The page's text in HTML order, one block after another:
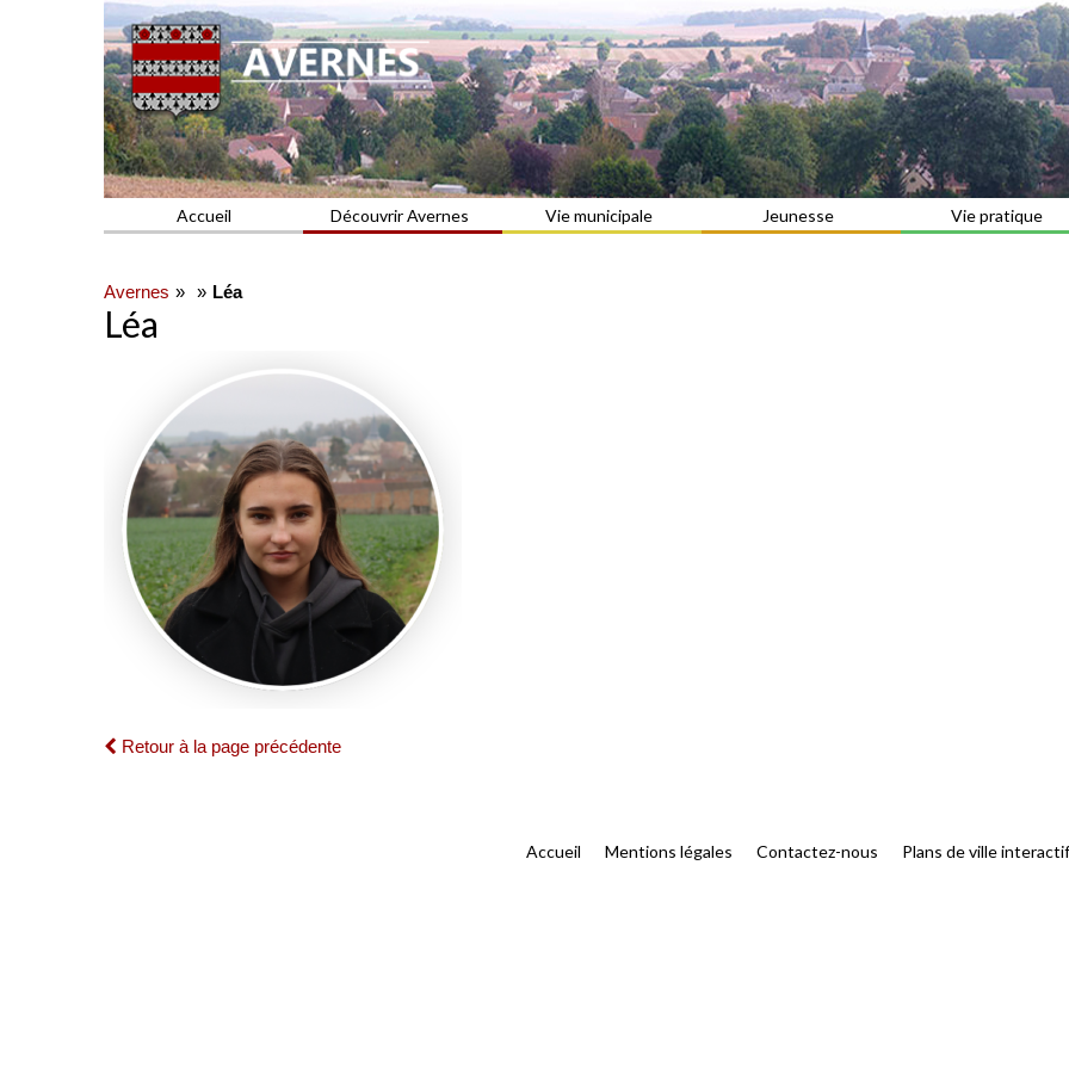
AVERNES
Commune du Val d'Oise
Accueil Découvrir Avernes Vie municipale Jeunesse Vie pratique
Avernes Léa
Léa
Retour à la page précédente
Accueil Mentions légales Contactez-nous Plans de ville